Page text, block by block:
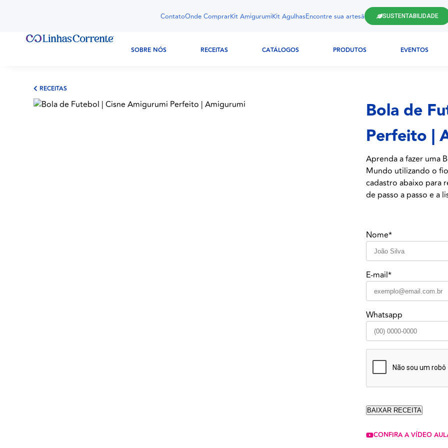
ContatoOnde ComprarKit AmigurumiKit AgulhasEncontre sua artesã SUSTENTABILIDADE
SOBRE NÓS RECEITAS CATÁLOGOS PRODUTOS EVENTOS
RECEITAS
Bola de
Perfeito |
Aprenda a fazer uma
Mundo utilizando o
cadastro abaixo para
de passo a passo e a
Nome*
E-mail*
Whatsapp
CONFIRA A VÍDEO